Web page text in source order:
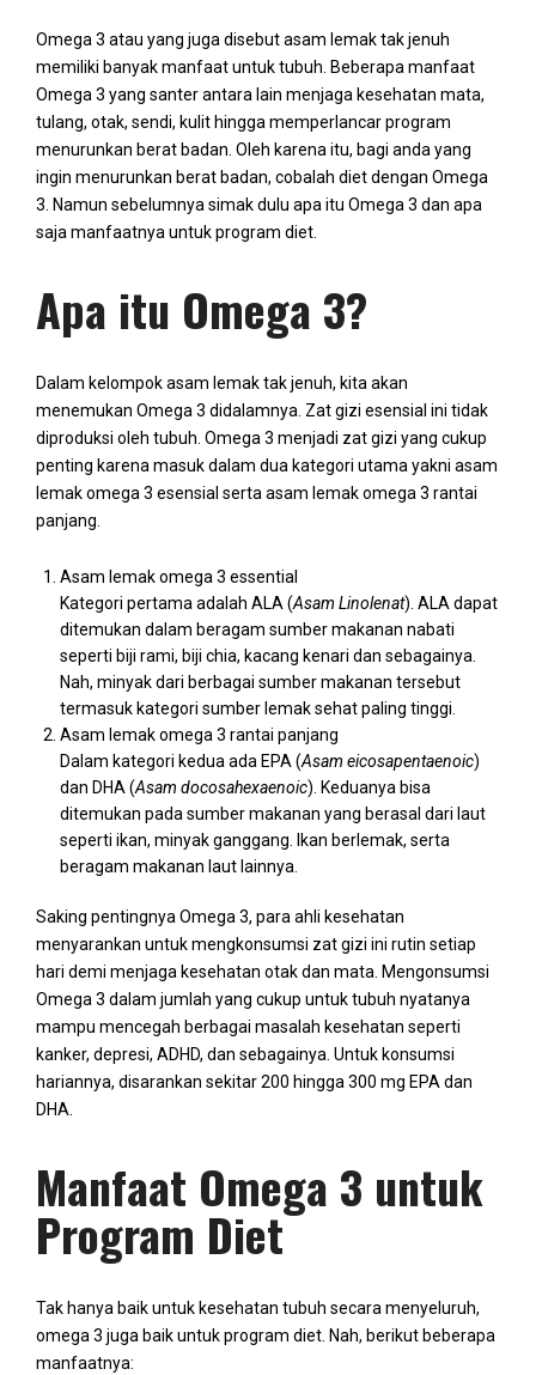
Omega 3 atau yang juga disebut asam lemak tak jenuh
memiliki banyak manfaat untuk tubuh. Beberapa manfaat
Omega 3 yang santer antara lain menjaga kesehatan mata,
tulang, otak, sendi, kulit hingga memperlancar program
menurunkan berat badan. Oleh karena itu, bagi anda yang
ingin menurunkan berat badan, cobalah diet dengan Omega
3. Namun sebelumnya simak dulu apa itu Omega 3 dan apa
saja manfaatnya untuk program diet.
Apa itu Omega 3?
Dalam kelompok asam lemak tak jenuh, kita akan
menemukan Omega 3 didalamnya. Zat gizi esensial ini tidak
diproduksi oleh tubuh. Omega 3 menjadi zat gizi yang cukup
penting karena masuk dalam dua kategori utama yakni asam
lemak omega 3 esensial serta asam lemak omega 3 rantai
panjang.
Asam lemak omega 3 essential
Kategori pertama adalah ALA (Asam Linolenat). ALA dapat
ditemukan dalam beragam sumber makanan nabati
seperti biji rami, biji chia, kacang kenari dan sebagainya.
Nah, minyak dari berbagai sumber makanan tersebut
termasuk kategori sumber lemak sehat paling tinggi.
Asam lemak omega 3 rantai panjang
Dalam kategori kedua ada EPA (Asam eicosapentaenoic)
dan DHA (Asam docosahexaenoic). Keduanya bisa
ditemukan pada sumber makanan yang berasal dari laut
seperti ikan, minyak ganggang. Ikan berlemak, serta
beragam makanan laut lainnya.
Saking pentingnya Omega 3, para ahli kesehatan
menyarankan untuk mengkonsumsi zat gizi ini rutin setiap
hari demi menjaga kesehatan otak dan mata. Mengonsumsi
Omega 3 dalam jumlah yang cukup untuk tubuh nyatanya
mampu mencegah berbagai masalah kesehatan seperti
kanker, depresi, ADHD, dan sebagainya. Untuk konsumsi
hariannya, disarankan sekitar 200 hingga 300 mg EPA dan
DHA.
Manfaat Omega 3 untuk
Program Diet
Tak hanya baik untuk kesehatan tubuh secara menyeluruh,
omega 3 juga baik untuk program diet. Nah, berikut beberapa
manfaatnya: